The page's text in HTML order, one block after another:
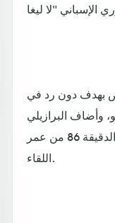
بهدف دون رد في
وأضاف البرازيلي
سافيو دي أوليفيرا الهدف الثاني في الدقيقة 86 من عمر
اللقاء.